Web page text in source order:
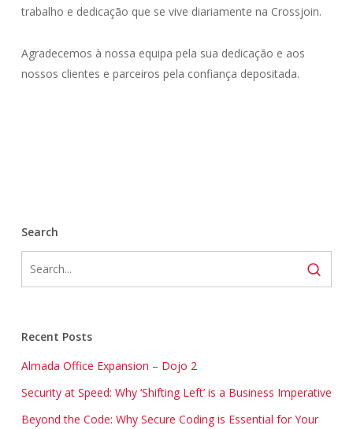
trabalho e dedicação que se vive diariamente na Crossjoin.
Agradecemos à nossa equipa pela sua dedicação e aos
nossos clientes e parceiros pela confiança depositada.
Search
Recent Posts
Almada Office Expansion – Dojo 2
Security at Speed: Why ‘Shifting Left’ is a Business Imperative
Beyond the Code: Why Secure Coding is Essential for Your